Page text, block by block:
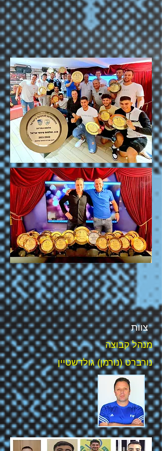
מנהל קבוצה
נורברט (נורמן) גולדשטיין
צוות